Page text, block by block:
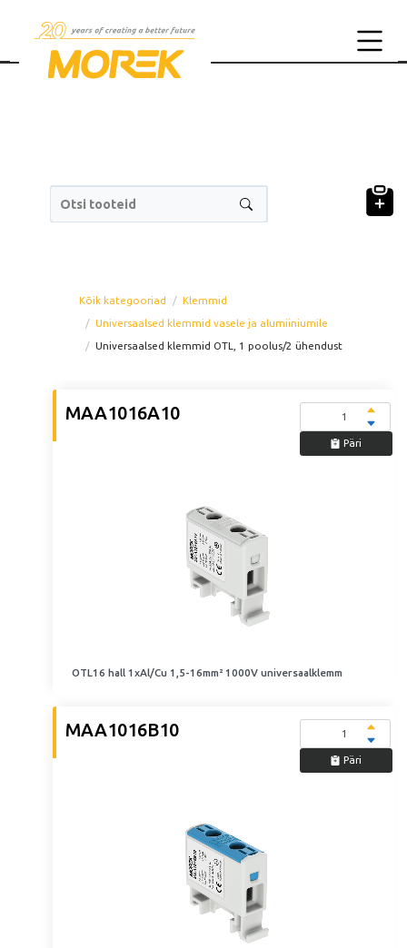
Otsi tooteid
Kõik kategooriad
Klemmid
Universaalsed klemmid vasele ja alumiiniumile
Universaalsed klemmid OTL, 1 poolus/2 ühendust
MAA1016A10
Päri
OTL16 hall 1xAl/Cu 1,5-16mm² 1000V universaalklemm
MAA1016B10
Päri